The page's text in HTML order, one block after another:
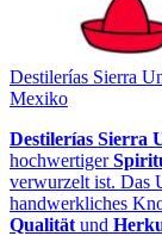
Destilerías Sierra
Mexiko
Destilerías Sierra
hochwertiger
verwurzelt ist. Das
handwerkliches
Qualität und